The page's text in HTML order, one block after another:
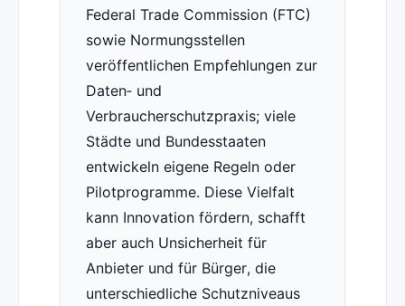
Federal Trade Commission (FTC)
sowie Normungsstellen
veröffentlichen Empfehlungen zur
Daten‑ und
Verbraucherschutzpraxis; viele
Städte und Bundesstaaten
entwickeln eigene Regeln oder
Pilotprogramme. Diese Vielfalt
kann Innovation fördern, schafft
aber auch Unsicherheit für
Anbieter und für Bürger, die
unterschiedliche Schutzniveaus